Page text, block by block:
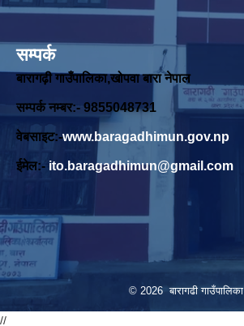
सम्पर्क
बारागढ़ी गाउँपालिका,खोपवा बारा नेपाल
सम्पर्क नम्बर:- 9855048731
वेबसाइट:-www.baragadhimun.gov.np
ईमेल:- ito.baragadhimun@gmail.com
© 2026 बारागढी गाउँपालिका
//